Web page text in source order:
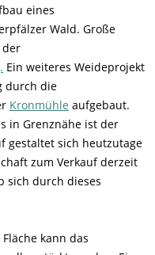
eines
Wald. Große
der
Ein weiteres Weideprojekt
durch die
Kronmühle aufgebaut.
in Grenznähe ist der
gestaltet sich heutzutage
zum Verkauf derzeit
sich durch dieses
kann das